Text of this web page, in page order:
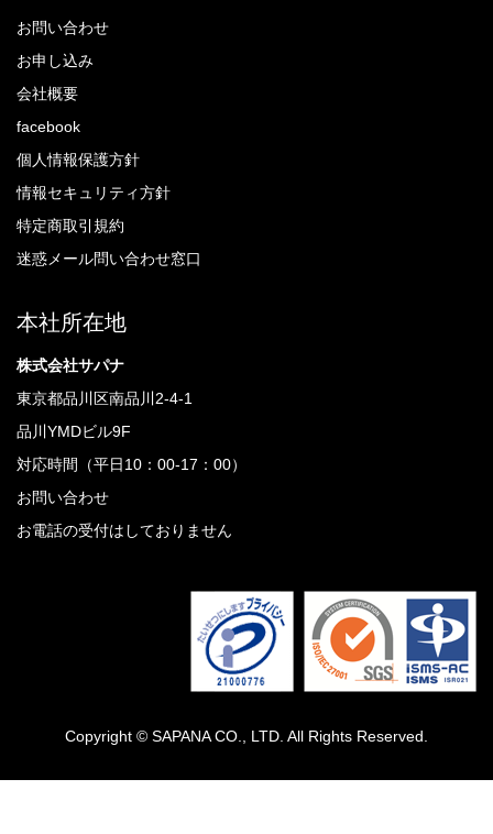
お問い合わせ
お申し込み
会社概要
facebook
個人情報保護方針
情報セキュリティ方針
特定商取引規約
迷惑メール問い合わせ窓口
本社所在地
株式会社サパナ
東京都品川区南品川2-4-1
品川YMDビル9F
対応時間（平日10：00-17：00）
お問い合わせ
お電話の受付はしておりません
Copyright © SAPANA CO., LTD. All Rights Reserved.